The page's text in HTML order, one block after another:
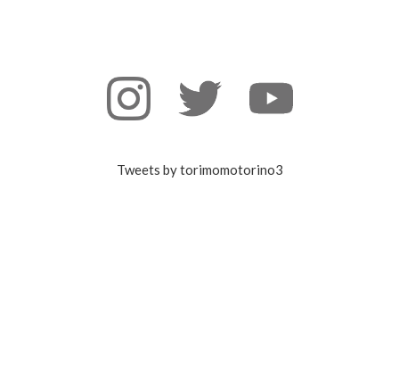
Tweets by torimomotorino3